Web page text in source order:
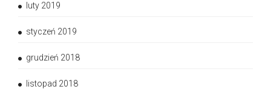
luty 2019
styczeń 2019
grudzień 2018
listopad 2018